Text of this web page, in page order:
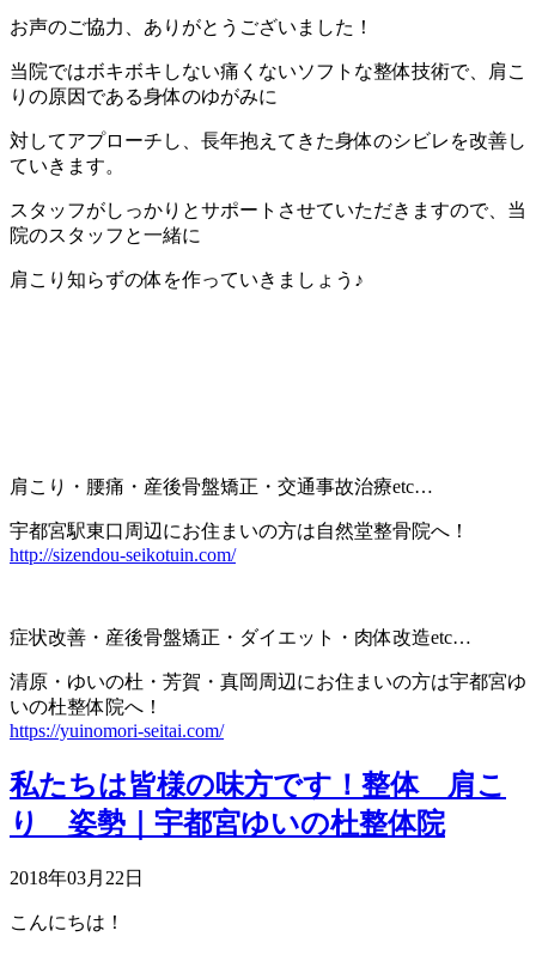
お声のご協力、ありがとうございました！
当院ではボキボキしない痛くないソフトな整体技術で、肩こ
りの原因である身体のゆがみに
対してアプローチし、長年抱えてきた身体のシビレを改善し
ていきます。
スタッフがしっかりとサポートさせていただきますので、当
院のスタッフと一緒に
肩こり知らずの体を作っていきましょう♪
肩こり・腰痛・産後骨盤矯正・交通事故治療etc…
宇都宮駅東口周辺にお住まいの方は自然堂整骨院へ！
http://sizendou-seikotuin.com/
症状改善・産後骨盤矯正・ダイエット・肉体改造etc…
清原・ゆいの杜・芳賀・真岡周辺にお住まいの方は宇都宮ゆ
いの杜整体院へ！
https://yuinomori-seitai.com/
私たちは皆様の味方です！整体 肩こ
り 姿勢｜宇都宮ゆいの杜整体院
2018年03月22日
こんにちは！